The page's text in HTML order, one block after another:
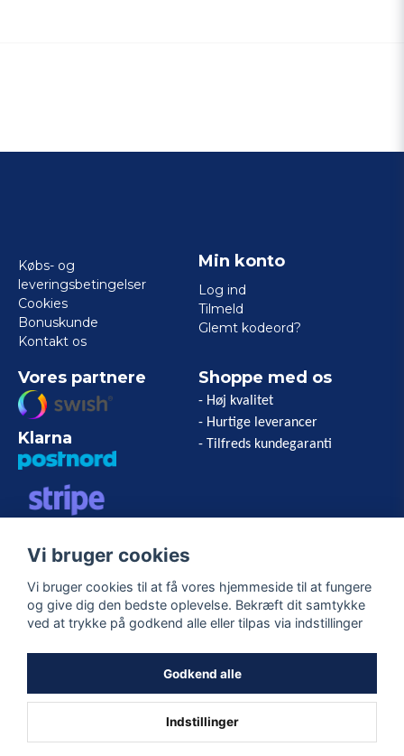
Købs- og
leveringsbetingelser
Cookies
Bonuskunde
Kontakt os
Min konto
Log ind
Tilmeld
Glemt kodeord?
Vores partnere
Klarna
EXPRESS
Shoppe med os
- Høj kvalitet
- Hurtige leverancer
- Tilfreds kundegaranti
Følg os
Vi bruger cookies
Vi bruger cookies til at få vores hjemmeside til at fungere
og give dig den bedste oplevelse. Bekræft dit samtykke
ved at trykke på godkend alle eller tilpas via indstillinger
Godkend alle
Indstillinger